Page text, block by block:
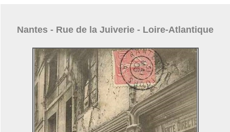
Nantes - Rue de la Juiverie - Loire-Atlantique